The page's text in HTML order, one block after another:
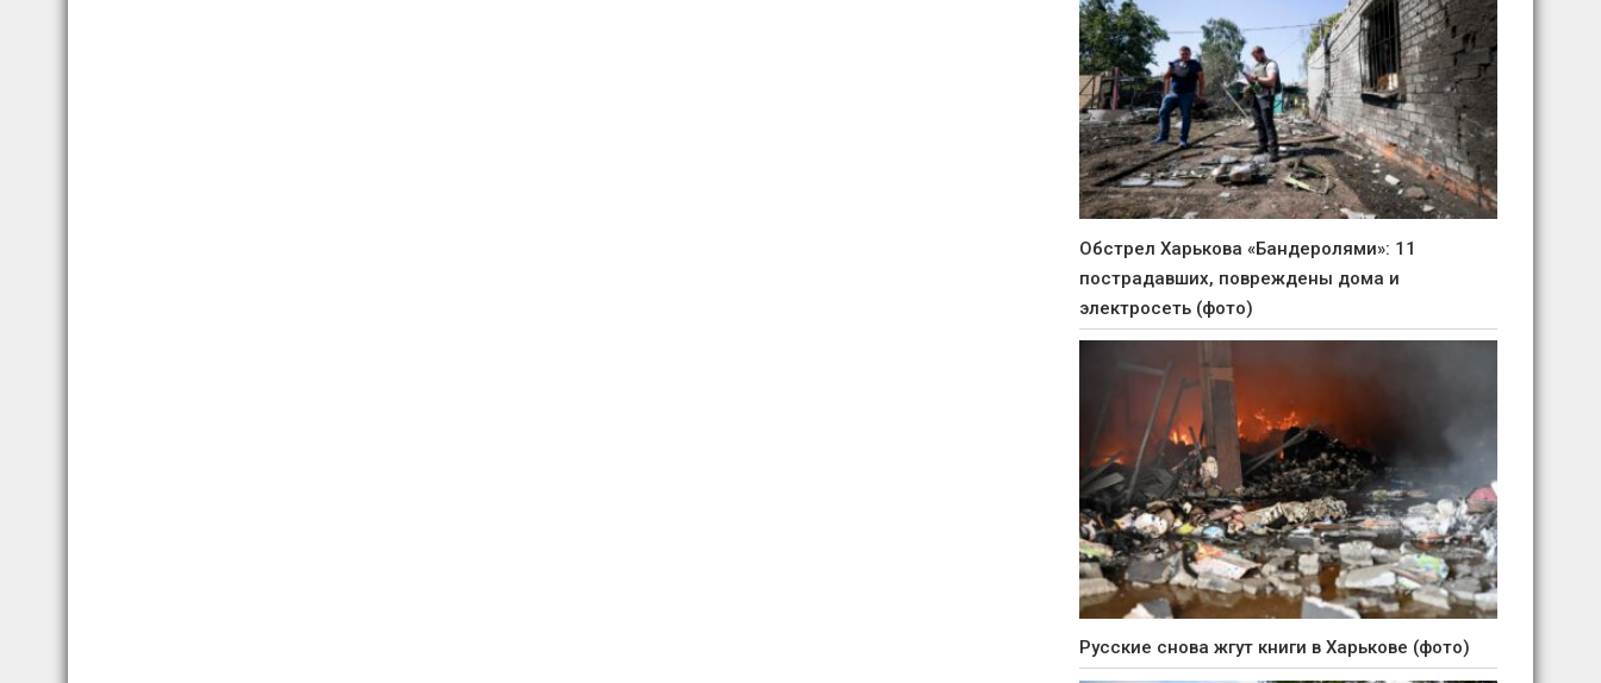
Обстрел Харькова «Бандеролями»: 11
пострадавших, повреждены дома и
электросеть (фото)
Русские снова жгут книги в Харькове (фото)